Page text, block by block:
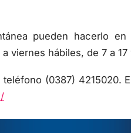
pueden hacerlo
viernes hábiles, de 7 a
(0387) 4215020.